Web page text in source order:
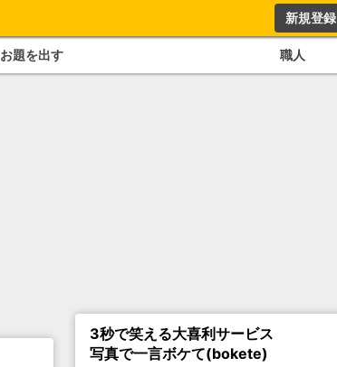
新規登録
お題を出す 職人
3秒で笑える大喜利サービス
写真で一言ボケて(bokete)